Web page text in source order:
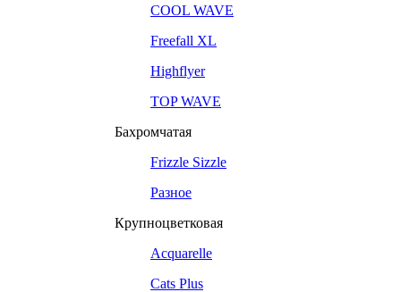
COOL WAVE
Freefall XL
Highflyer
TOP WAVE
Бахромчатая
Frizzle Sizzle
Разное
Крупноцветковая
Acquarelle
Cats Plus